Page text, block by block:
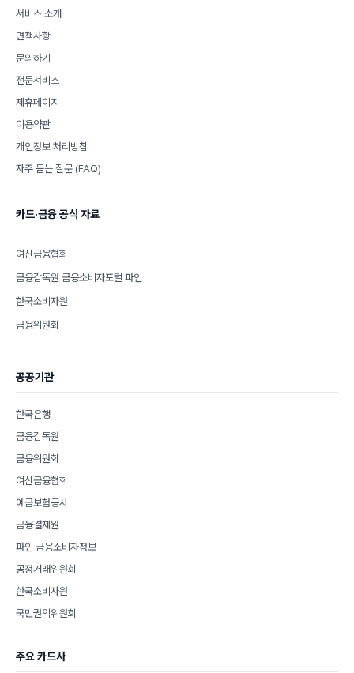
서비스 소개
면책사항
문의하기
전문서비스
제휴페이지
이용약관
개인정보 처리방침
자주 묻는 질문 (FAQ)
카드·금융 공식 자료
여신금융협회
금융감독원 금융소비자포털 파인
한국소비자원
금융위원회
공공기관
한국은행
금융감독원
금융위원회
여신금융협회
예금보험공사
금융결제원
파인 금융소비자정보
공정거래위원회
한국소비자원
국민권익위원회
주요 카드사